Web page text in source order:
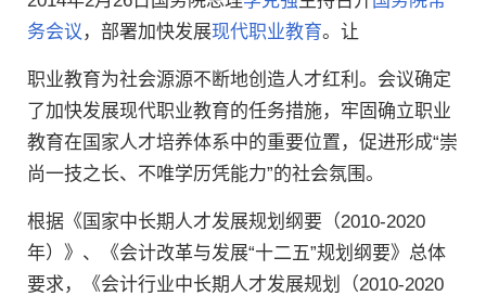
务会议 ，部署加快发展现代职业教育。让
职业教育为社会源源不断地创造人才红利。会议确定
了加快发展现代职业教育的任务措施，牢固确立职业
教育在国家人才培养体系中的重要位置，促进形成“崇
尚一技之长、不唯学历凭能力”的社会氛围。
根据《国家中长期人才发展规划纲要（2010-2020
年）》、《会计改革与发展“十二五”规划纲要》总体
要求，《会计行业中长期人才发展规划（2010-2020